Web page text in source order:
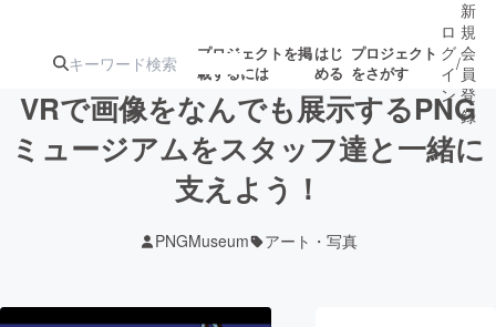
プロジェクトを掲
載するには
はじ
める
プロジェクト
をさがす
注目の新着プロ 募集終了が近いプ
ロジェクト
ロ
グ
イ
ン
/
新
規
会
員
登
録
VRで画像をなんでも展示するPNG
ミュージアムをスタッフ達と一緒に
支えよう！
PNGMuseum アート・写真